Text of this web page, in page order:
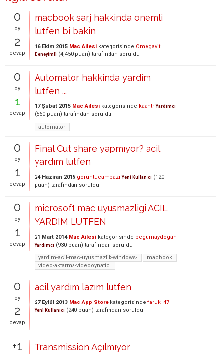
0
oy
2
cevap
macbook sarj hakkinda onemli
lutfen bi bakin
16 Ekim 2015 Mac Ailesi kategorisinde Omegavit
Deneyimli (4,450 puan) tarafından soruldu
0
oy
1
cevap
Automator hakkinda yardim
lutfen ...
17 Şubat 2015 Mac Ailesi kategorisinde kaantr Yardımcı
(560 puan) tarafından soruldu
automator
0
oy
1
cevap
Final Cut share yapmıyor? acil
yardım lutfen
24 Haziran 2015 goruntucambazi Yeni Kullanıcı (120
puan) tarafından soruldu
0
oy
1
cevap
microsoft mac uyusmazligi ACIL
YARDIM LUTFEN
21 Mart 2014 Mac Ailesi kategorisinde begumaydogan
Yardımcı (930 puan) tarafından soruldu
yardim-acil-mac-uyusmazlik-windows-
macbook
video-aktarma-videooynatici
0
oy
2
cevap
acil yardım lazım lutfen
27 Eylül 2013 Mac App Store kategorisinde faruk_47
Yeni Kullanıcı (240 puan) tarafından soruldu
+1 Transmission Açılmıyor